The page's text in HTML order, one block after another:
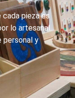
cada pieza es
lo artesanal.
personal y